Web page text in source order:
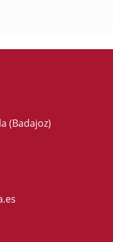
(Badajoz)